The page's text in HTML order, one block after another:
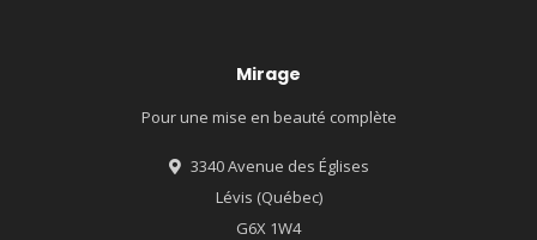
Mirage
Pour une mise en beauté complète
3340 Avenue des Églises
Lévis (Québec)
G6X 1W4